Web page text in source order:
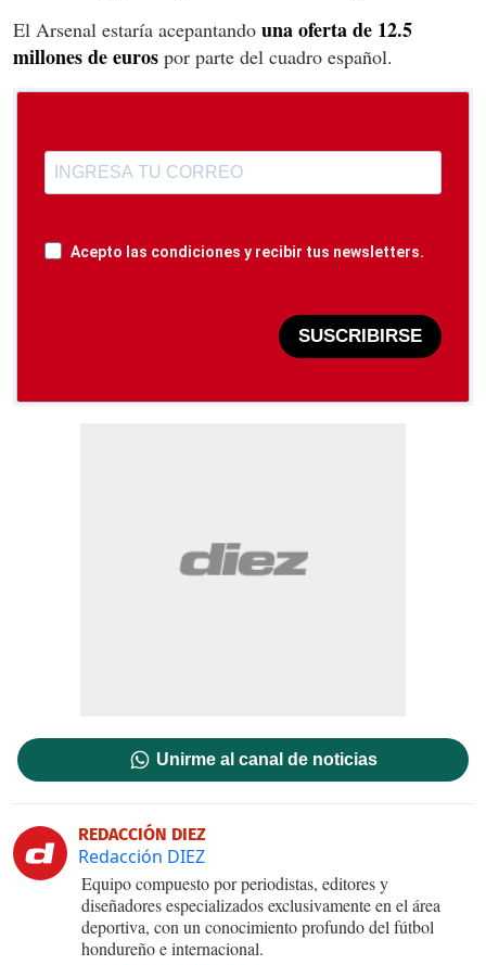
El Arsenal estaría acepantando una oferta de 12.5
millones de euros por parte del cuadro español.
Acepto las condiciones y recibir tus newsletters.
SUSCRIBIRSE
Unirme al canal de noticias
REDACCIÓN DIEZ
Redacción DIEZ
Equipo compuesto por periodistas, editores y
diseñadores especializados exclusivamente en el área
deportiva, con un conocimiento profundo del fútbol
hondureño e internacional.